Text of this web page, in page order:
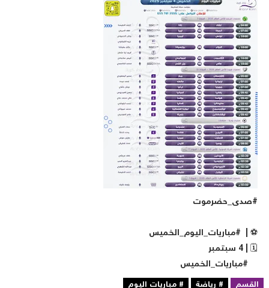
| #مباريات_اليوم_الخميس
4 سبتمبر
# رياضة # مباريات اليوم